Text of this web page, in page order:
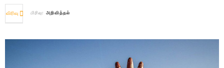
விரிவு பிரிவு: அறிவித்தல்